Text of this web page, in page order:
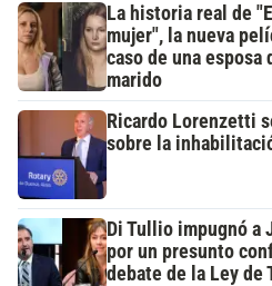
La historia real de
mujer", la nueva
caso de una esposa
marido
Ricardo Lorenzetti
sobre la
Di Tullio impugnó a
por un presunto
debate de la Ley de